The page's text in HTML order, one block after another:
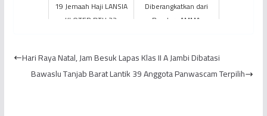
19 Jemaah Haji LANSIA
KLOTER BTH 22
Roda
Diberangkatkan dari
Bandara AMMA
Tiba di Tanah...
Hari Raya Natal, Jam Besuk Lapas Klas II A Jambi Dibatasi
Bawaslu Tanjab Barat Lantik 39 Anggota Panwascam Terpilih